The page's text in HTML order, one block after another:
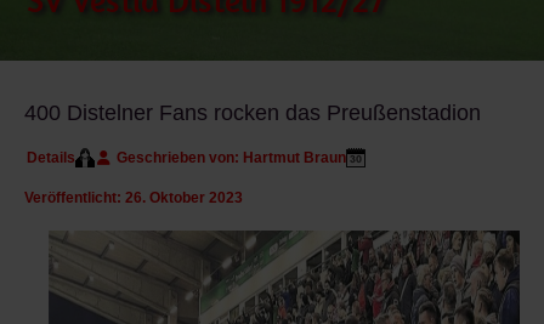
400 Distelner Fans rocken das Preußenstadion
Details Geschrieben von: Hartmut Braun
Veröffentlicht: 26. Oktober 2023